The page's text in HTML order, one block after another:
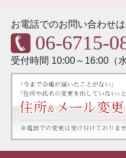
お電話でのお問い合わせ
06-6715-
受付時間 10:00～16:00（